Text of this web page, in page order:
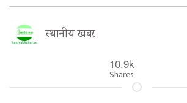
स्थानीय खबर
10.9k
Shares